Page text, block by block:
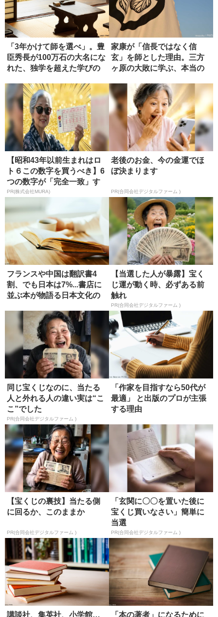
「3年かけて師を選べ」。豊
臣秀長が100万石の大名にな
れた、独学を超えた学びの
家康が「信長ではなく信
玄」を師とした理由。三方
ヶ原の大敗に学ぶ、本当の
【昭和43年以前生まれはロ
ト６この数字を買うべき】6
つの数字が「完全一致」す
る方...
PR(株式会社MURA)
老後のお金、今の金運でほ
ぼ決まります
PR(合同会社デジタルファーム )
フランスや中国は翻訳書4
割、でも日本は7%...書店に
並ぶ本が物語る日本文化の
【当選した人が暴露】宝く
じ運が動く時、必ずある前
触れ
PR(合同会社デジタルファーム )
同じ宝くじなのに、当たる
人と外れる人の違い実は“こ
こ”でした
PR(合同会社デジタルファーム )
「作家を目指すなら50代が
最適」 と出版のプロが主張
する理由
【宝くじの裏技】当たる側
に回るか、このままか
PR(合同会社デジタルファーム )
「玄関に〇〇を置いた後に
宝くじ買いなさい」簡単に
当選
PR(合同会社デジタルファーム )
講談社、集英社、小学館…
「本の著者」になるために